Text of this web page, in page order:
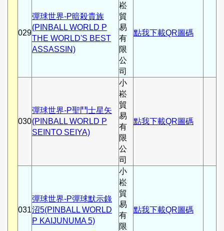
029
彈球世界-P暗殺貴族
(PINBALL WORLD P
THE WORLD'S BEST
ASSASSIN)
崧
貿
易
有
限
公
司
點我下載QR圖碼
030
彈球世界-P聖鬥士星矢
(PINBALL WORLD P
SEINTO SEIYA)
小
崧
貿
易
有
限
公
司
點我下載QR圖碼
031
彈球世界-P彈球默示錄
沼5(PINBALL WORLD
P KAIJUNUMA 5)
小
崧
貿
易
有
限
點我下載QR圖碼